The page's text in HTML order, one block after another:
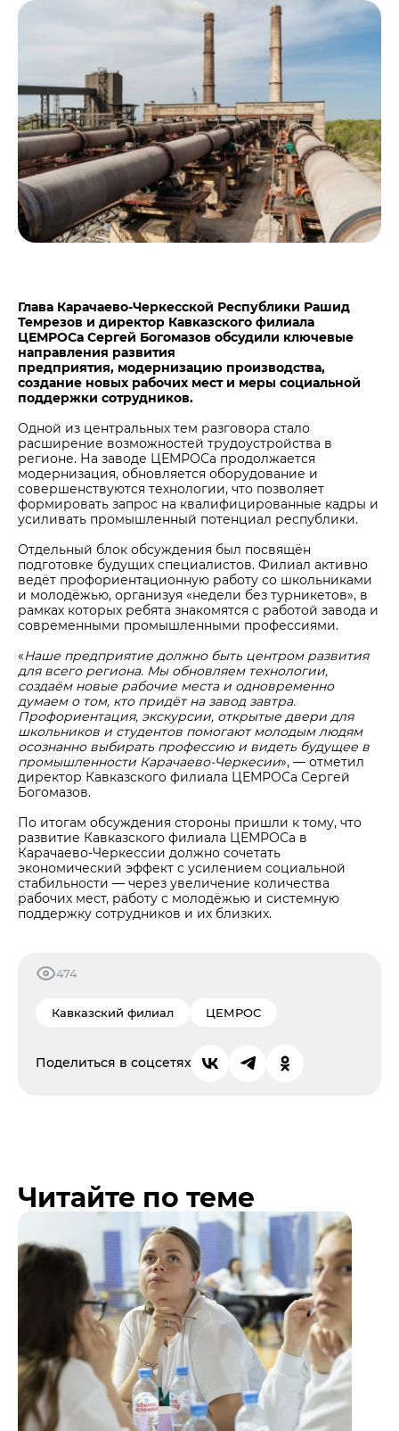
Глава Карачаево-Черкесской Республики Рашид
Темрезов и директор Кавказского филиала
ЦЕМРОСа Сергей Богомазов обсудили ключевые
направления развития
предприятия, модернизацию производства,
создание новых рабочих мест и меры социальной
поддержки сотрудников.
Одной из центральных тем разговора стало
расширение возможностей трудоустройства в
регионе. На заводе ЦЕМРОСа продолжается
модернизация, обновляется оборудование и
совершенствуются технологии, что позволяет
формировать запрос на квалифицированные кадры и
усиливать промышленный потенциал республики.
Отдельный блок обсуждения был посвящён
подготовке будущих специалистов. Филиал активно
ведёт профориентационную работу со школьниками
и молодёжью, организуя «недели без турникетов», в
рамках которых ребята знакомятся с работой завода и
современными промышленными профессиями.
«Наше предприятие должно быть центром развития
для всего региона. Мы обновляем технологии,
создаём новые рабочие места и одновременно
думаем о том, кто придёт на завод завтра.
Профориентация, экскурсии, открытые двери для
школьников и студентов помогают молодым людям
осознанно выбирать профессию и видеть будущее в
промышленности Карачаево-Черкесии», — отметил
директор Кавказского филиала ЦЕМРОСа Сергей
Богомазов.
По итогам обсуждения стороны пришли к тому, что
развитие Кавказского филиала ЦЕМРОСа в
Карачаево-Черкессии должно сочетать
экономический эффект с усилением социальной
стабильности — через увеличение количества
рабочих мест, работу с молодёжью и системную
поддержку сотрудников и их близких.
474
Кавказский филиал ЦЕМРОС
Поделиться в соцсетях
Читайте по теме
Центры дистрибуции
Реализация ТМЦ и непрофильных активов
Политика в области закупок
В помощь поставщику
Технологии и тренды
Издание для клиентов
Аналитика цементной отрасли
Медиабанк
Пресса о нас
Контакты
Контакты